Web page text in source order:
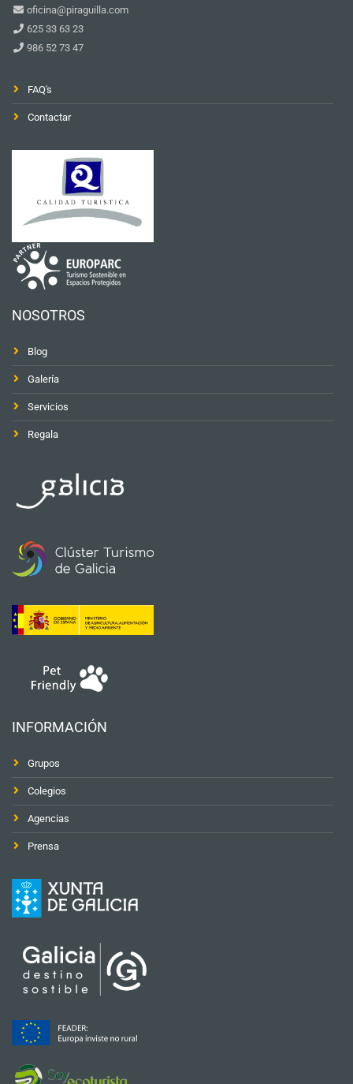
oficina@piraguilla.com
625 33 63 23
986 52 73 47
FAQ's
Contactar
NOSOTROS
Blog
Galería
Servicios
Regala
INFORMACIÓN
Grupos
Colegios
Agencias
Prensa